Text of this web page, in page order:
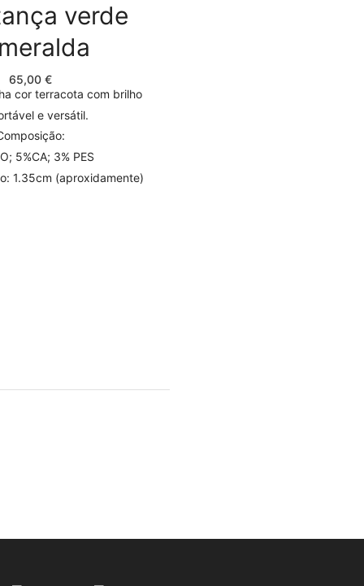
verde
65,00 €
cor terracota com brilho
e versátil.
5%CA; 3% PES
1.35cm (aproxidamente)